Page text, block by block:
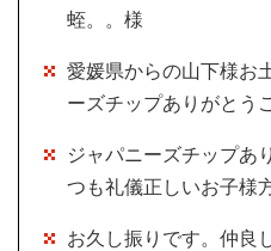
蛭。。様
愛媛県からの山下様お
ーズチップありがとう
ジャパニーズチップあ
つも礼儀正しいお子様
お久し振りです。仲良